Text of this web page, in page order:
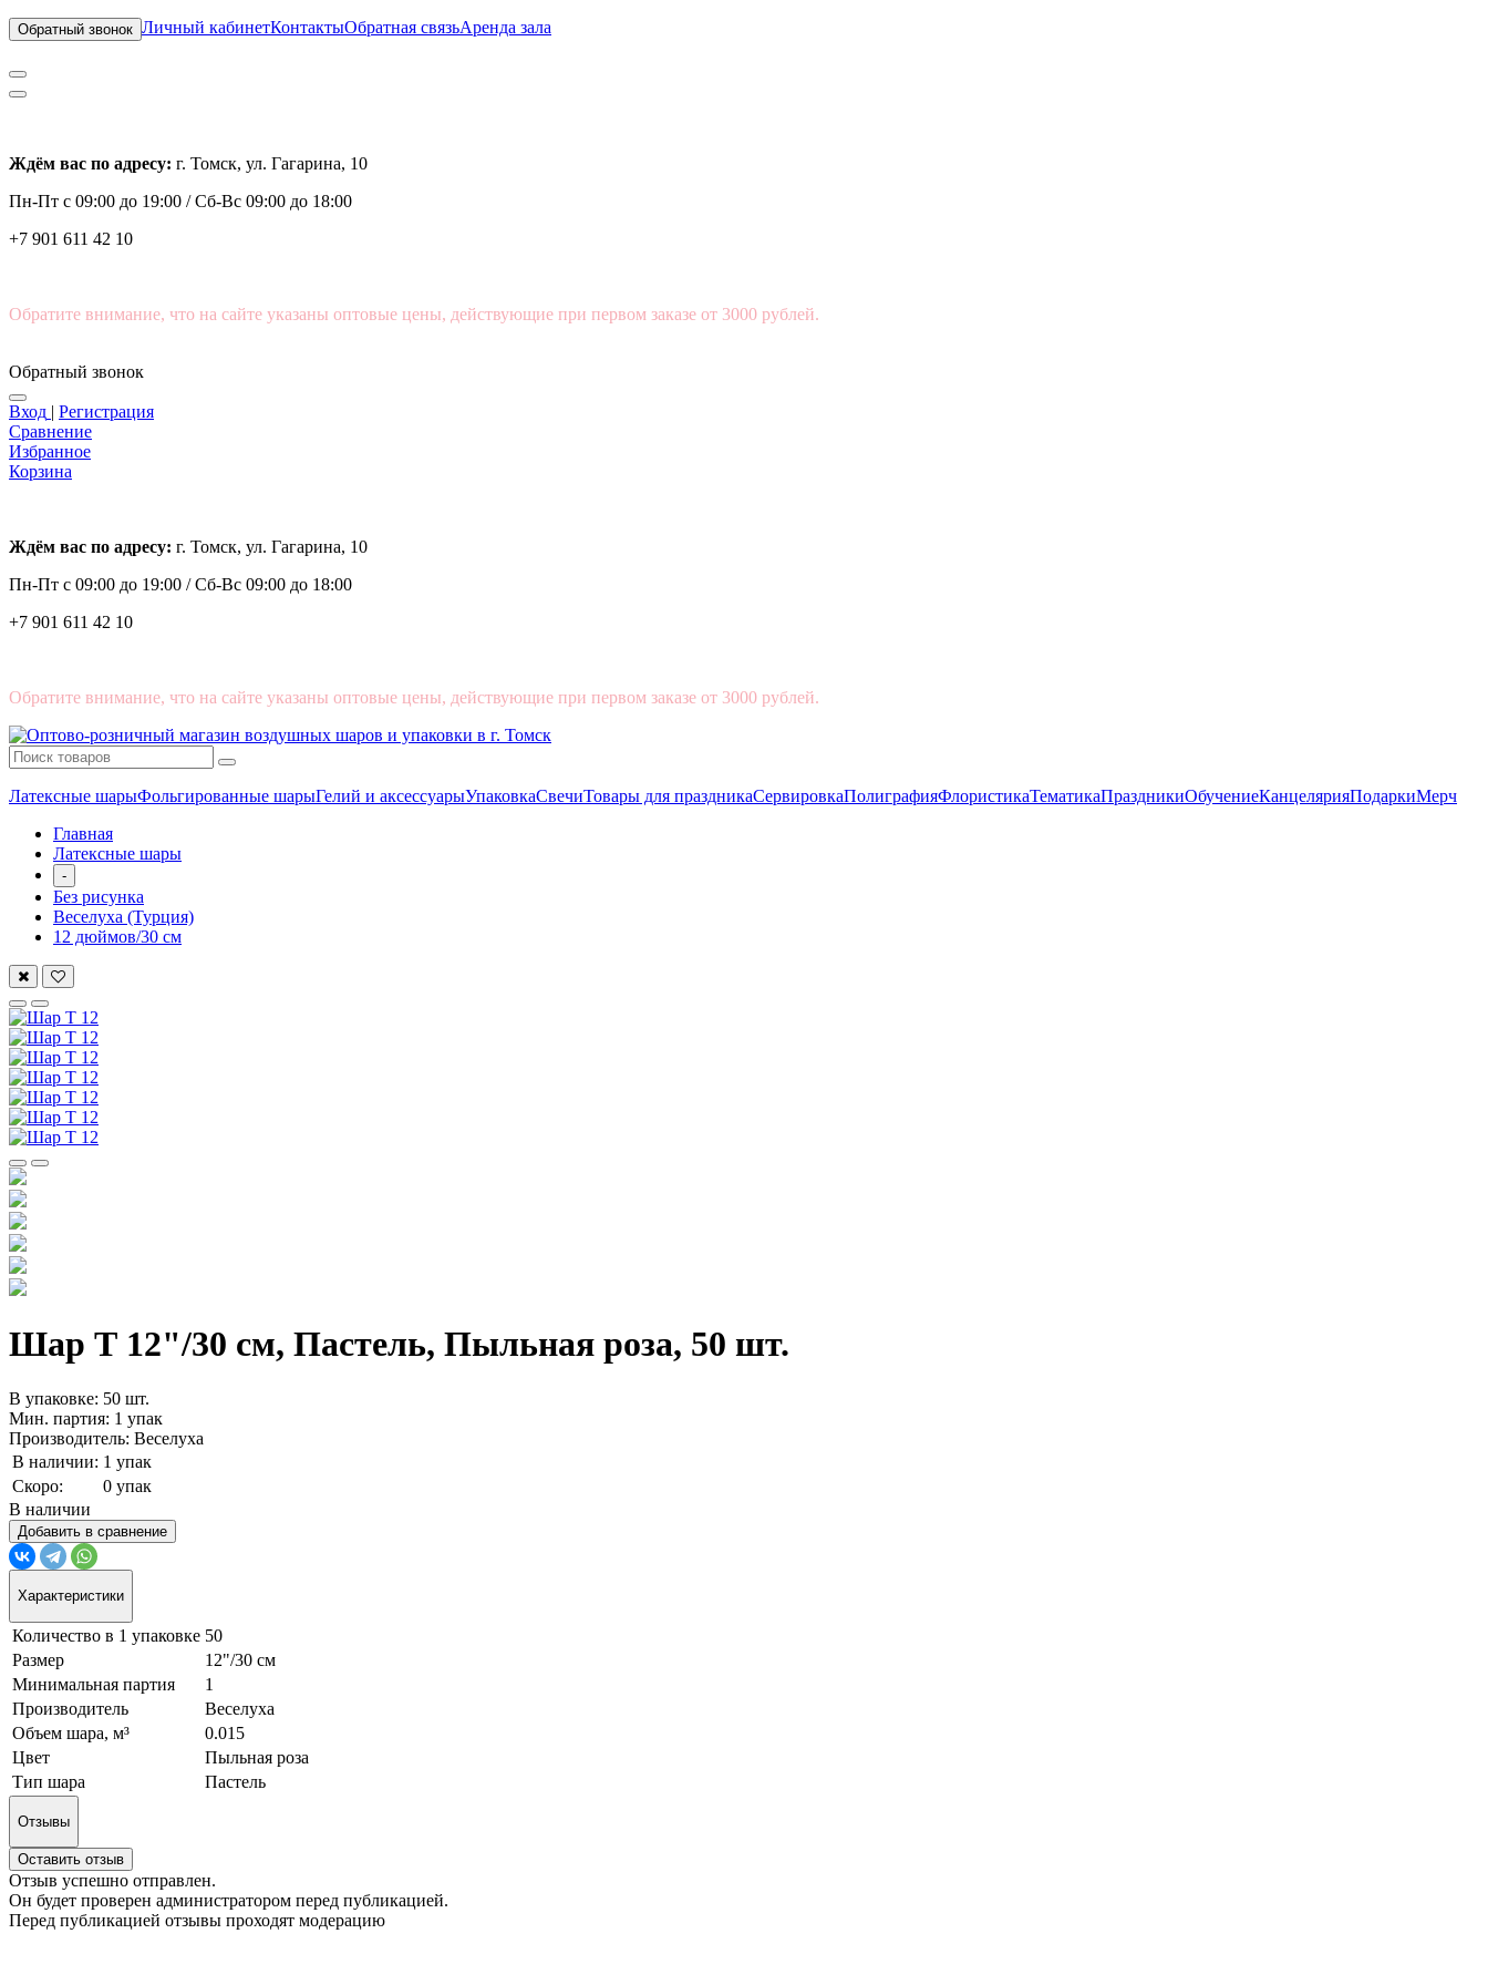
Обратный звонок Личный кабинетКонтактыОбратная связьАренда зала
Ждём вас по адресу: г. Томск, ул. Гагарина, 10
Пн-Пт с 09:00 до 19:00 /Сб-Вс 09:00 до 18:00
+7 901 611 42 10
Обратите внимание, что на сайте указаны оптовые цены, действующие при первом заказе от 3000 рублей.
Обратный звонок
Вход | Регистрация
Сравнение
Избранное
Корзина
Ждём вас по адресу: г. Томск, ул. Гагарина, 10
Пн-Пт с 09:00 до 19:00 /Сб-Вс 09:00 до 18:00
+7 901 611 42 10
Обратите внимание, что на сайте указаны оптовые цены, действующие при первом заказе от 3000 рублей.
Латексные шарыФольгированные шарыГелий и аксессуарыУпаковкаСвечиТовары для праздникаСервировкаПолиграфияФлористикаТематикаПраздникиОбучениеКанцелярияПодаркиМерч
Главная
Латексные шары
-
Без рисунка
Веселуха (Турция)
12 дюймов/30 см
Шар Т 12"/30 см, Пастель, Пыльная роза, 50 шт.
В упаковке: 50 шт.
Мин. партия: 1 упак
Производитель: Веселуха
В наличии: 1 упак
Скоро:
0 упак
В наличии
Добавить в сравнение
Характеристики
Количество в 1 упаковке 50
Размер
12"/30 см
Минимальная партия
1
Производитель
Веселуха
Объем шара, м³
0.015
Цвет
Пыльная роза
Тип шара
Пастель
Отзывы
Оставить отзыв
Отзыв успешно отправлен.
Он будет проверен администратором перед публикацией.
Перед публикацией отзывы проходят модерацию